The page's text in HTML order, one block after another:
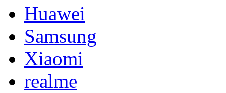
Huawei
Samsung
Xiaomi
realme